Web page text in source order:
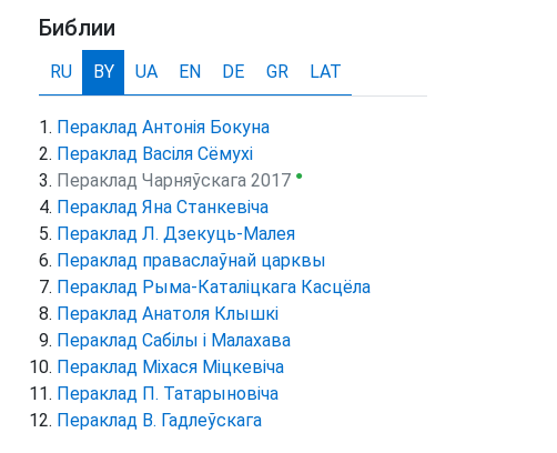
Библии
RU BY UA EN DE GR LAT
Пераклад Антонія Бокуна
Пераклад Васіля Сёмухі
Пераклад Чарняўскага 2017 ●
Пераклад Яна Станкевіча
Пераклад Л. Дзекуць-Малея
Пераклад праваслаўнай царквы
Пераклад Рыма-Каталіцкага Касцёла
Пераклад Анатоля Клышкi
Пераклад Сабілы і Малахава
Пераклад Міхася Міцкевіча
Пераклад П. Татарыновіча
Пераклад В. Гадлеўскага